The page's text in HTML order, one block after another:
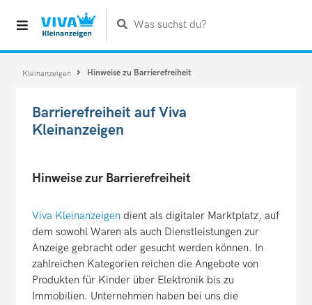
Was suchst du?
Kleinanzeigen Hinweise zu Barrierefreiheit
Barrierefreiheit auf Viva
Kleinanzeigen
Hinweise zur Barrierefreiheit
Viva Kleinanzeigen dient als digitaler Marktplatz, auf
dem sowohl Waren als auch Dienstleistungen zur
Anzeige gebracht oder gesucht werden können. In
zahlreichen Kategorien reichen die Angebote von
Produkten für Kinder über Elektronik bis zu
Immobilien. Unternehmen haben bei uns die